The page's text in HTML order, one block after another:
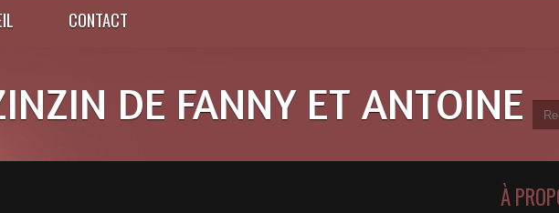
CONTACT
DE FANNY ET ANTOINE
À